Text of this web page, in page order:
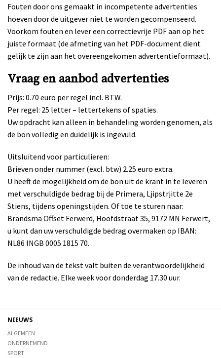
Fouten door ons gemaakt in incompetente advertenties
hoeven door de uitgever niet te worden gecompenseerd.
Voorkom fouten en lever een correctievrije PDF aan op het
juiste formaat (de afmeting van het PDF-document dient
gelijk te zijn aan het overeengekomen advertentieformaat).
Vraag en aanbod advertenties
Prijs: 0.70 euro per regel incl. BTW.
Per regel: 25 letter – lettertekens of spaties.
Uw opdracht kan alleen in behandeling worden genomen, als
de bon volledig en duidelijk is ingevuld.
Uitsluitend voor particulieren:
Brieven onder nummer (excl. btw) 2.25 euro extra.
U heeft de mogelijkheid om de bon uit de krant in te leveren
met verschuldigde bedrag bij de Primera, Ljipstrjitte 2e
Stiens, tijdens openingstijden. Of toe te sturen naar:
Brandsma Offset Ferwerd, Hoofdstraat 35, 9172 MN Ferwert,
u kunt dan uw verschuldigde bedrag overmaken op IBAN:
NL86 INGB 0005 1815 70.
De inhoud van de tekst valt buiten de verantwoordelijkheid
van de redactie. Elke week voor donderdag 17.30 uur.
NIEUWS
ALGEMEEN
ONDERNEMEND
SPORT